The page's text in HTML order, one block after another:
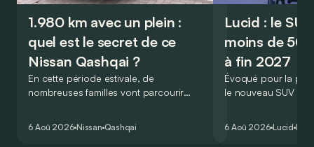
1.980 km avec un plein :
quel est le secret de ce
Nissan Qashqai ?
En cette période estivale, de
nombreuses familles vont parcourir
Qashqai e-Power, il serait possible de
6 Aoû 2026 Nissan Qashqai
Lucid : le
moins de
à fin 2027
Évoqué pour la
le nouveau SUV
l’année 2026.
6 Aoû 2026 Lucid